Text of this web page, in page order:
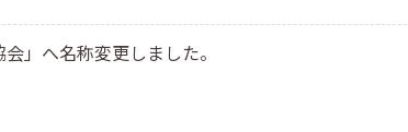
」へ名称変更しました。